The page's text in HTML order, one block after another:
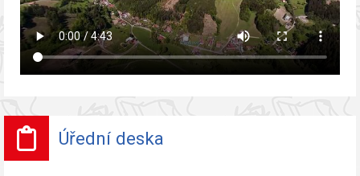
Úřední deska